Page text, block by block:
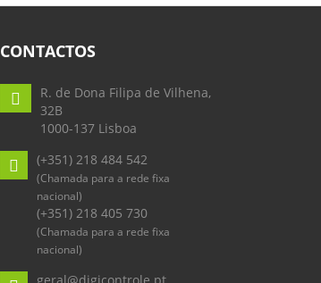
CONTACTOS
R. de Dona Filipa de Vilhena,
32B
1000-137 Lisboa
(+351) 218 484 542
(Chamada para a rede fixa
nacional)
(+351) 218 405 730
(Chamada para a rede fixa
nacional)